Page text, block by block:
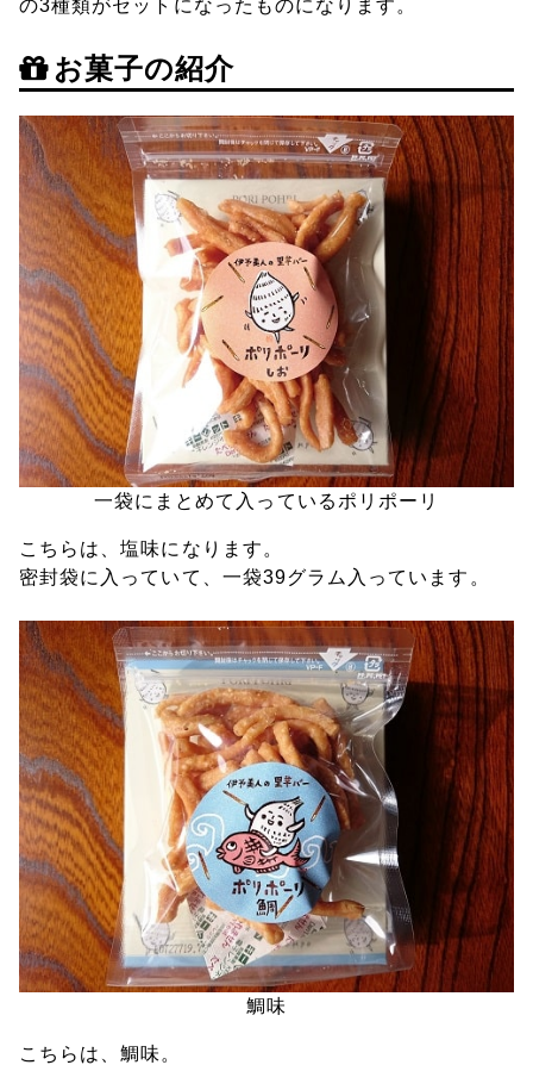
の3種類がセットになったものになります。
お菓子の紹介
一袋にまとめて入っているポリポーリ
こちらは、塩味になります。
密封袋に入っていて、一袋39グラム入っています。
鯛味
こちらは、鯛味。